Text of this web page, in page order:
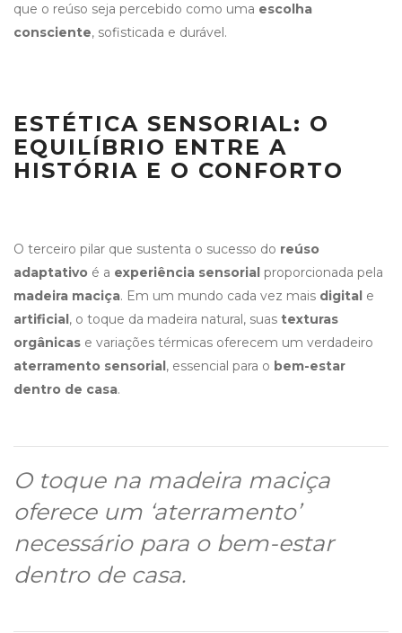
que o reúso seja percebido como uma escolha
consciente, sofisticada e durável.
ESTÉTICA SENSORIAL: O
EQUILÍBRIO ENTRE A
HISTÓRIA E O CONFORTO
O terceiro pilar que sustenta o sucesso do reúso
adaptativo é a experiência sensorial proporcionada pela
madeira maciça. Em um mundo cada vez mais digital e
artificial, o toque da madeira natural, suas texturas
orgânicas e variações térmicas oferecem um verdadeiro
aterramento sensorial, essencial para o bem-estar
dentro de casa.
O toque na madeira maciça
oferece um ‘aterramento’
necessário para o bem-estar
dentro de casa.